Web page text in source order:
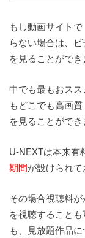
もし動画サイト
らない場合は、
を見ることができ
中でも最もおス
もどこでも高画
を見ることができ
U-NEXTは本来有
期間が設けられて
その場合視聴料が
を視聴すること
も、見放題作品